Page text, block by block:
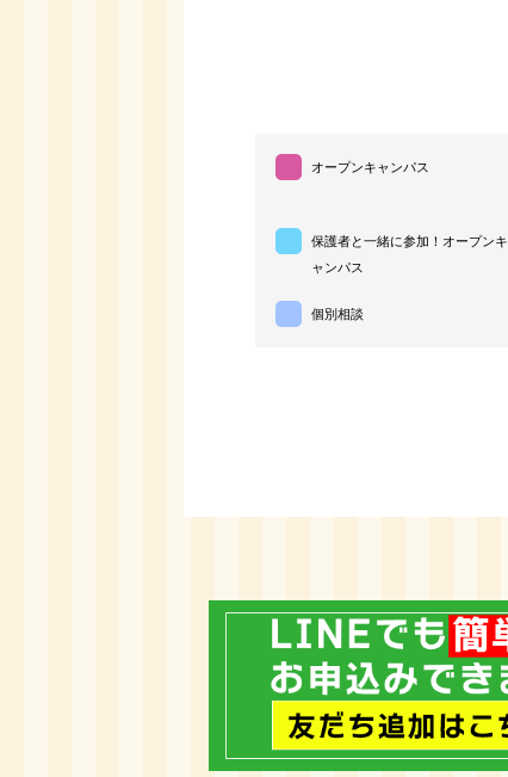
オープンキャンパス
保護者と一緒に参加！オープンキ
ャンパス
個別相談